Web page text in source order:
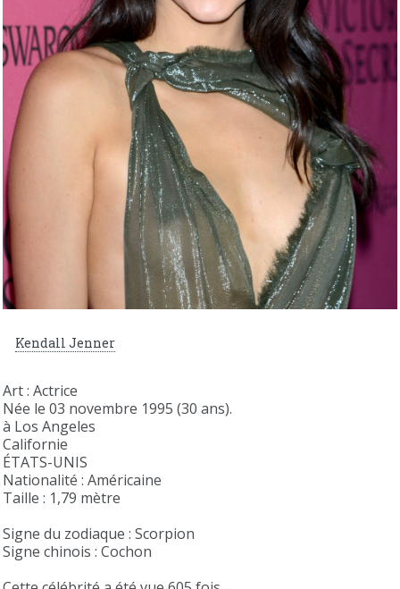
Kendall Jenner
Art : Actrice
Née le 03 novembre 1995 (30 ans).
à Los Angeles
Californie
ÉTATS-UNIS
Nationalité : Américaine
Taille : 1,79 mètre
Signe du zodiaque : Scorpion
Signe chinois : Cochon